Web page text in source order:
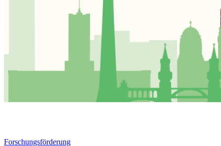
Forschungsförderung